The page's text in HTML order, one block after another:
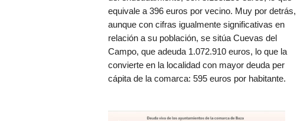
equivale a 396 euros por vecino. Muy por detrás,
aunque con cifras igualmente significativas en
relación a su población, se sitúa Cuevas del
Campo, que adeuda 1.072.910 euros, lo que la
convierte en la localidad con mayor deuda per
cápita de la comarca: 595 euros por habitante.